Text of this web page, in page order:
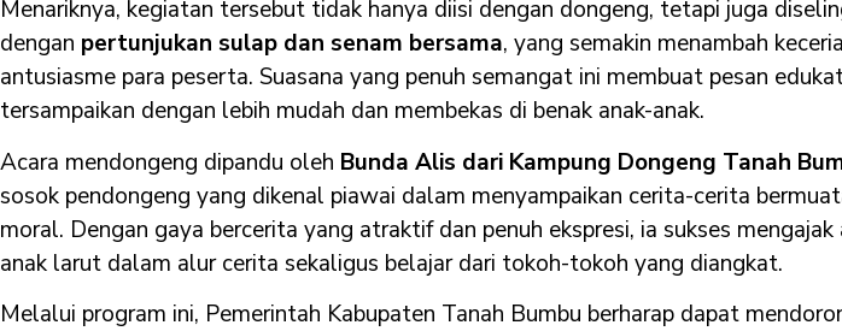
Menariknya, kegiatan tersebut tidak hanya diisi dengan dongeng, tetapi juga
dengan pertunjukan sulap dan senam bersama, yang semakin menambah
antusiasme para peserta. Suasana yang penuh semangat ini membuat pesan
tersampaikan dengan lebih mudah dan membekas di benak anak-anak.
Acara mendongeng dipandu oleh Bunda Alis dari Kampung Dongeng Tanah
sosok pendongeng yang dikenal piawai dalam menyampaikan cerita-cerita
moral. Dengan gaya bercerita yang atraktif dan penuh ekspresi, ia sukses mengajak
anak larut dalam alur cerita sekaligus belajar dari tokoh-tokoh yang diangkat.
Melalui program ini, Pemerintah Kabupaten Tanah Bumbu berharap dapat